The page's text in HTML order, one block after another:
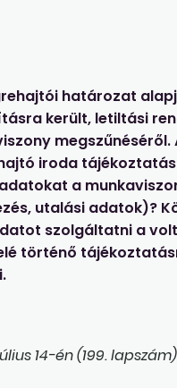
határozat
került, letiltási
megszűnéséről.
iroda
a
utalási adatok)?
szolgáltatni a
történő
14-én (199.